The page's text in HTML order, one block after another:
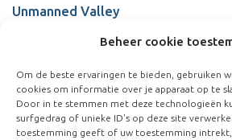
Beheer cookie
Om de beste ervaringen te bieden, gebruiken
cookies om informatie over je apparaat op te
Door in te stemmen met deze technologieën
surfgedrag of unieke ID's op deze site
toestemming geeft of uw toestemming intrekt,
Unmanned Valley
Unmanned Valley
Valkenburg Valkenburgse Meer
verbouw gemeentehuis
Vliegkamp Valkenburg Vliegveld